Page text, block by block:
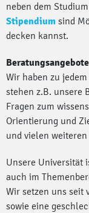
neben dem
Stipendium sind
decken kannst.
Beratungsangebote
Wir haben zu
stehen z.B. unsere
Fragen zum
Orientierung und
und vielen
Unsere Universität
auch im
Wir setzen uns seit
sowie eine